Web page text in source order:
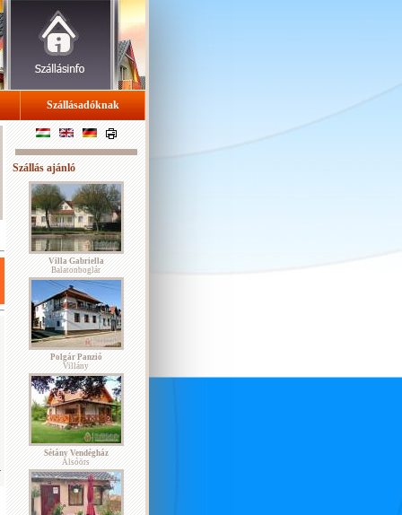
Szállásadóknak
Szállás ajánló
Villa Gabriella
Balatonboglár
Polgár Panzió
Villány
Sétány Vendégház
Alsóörs